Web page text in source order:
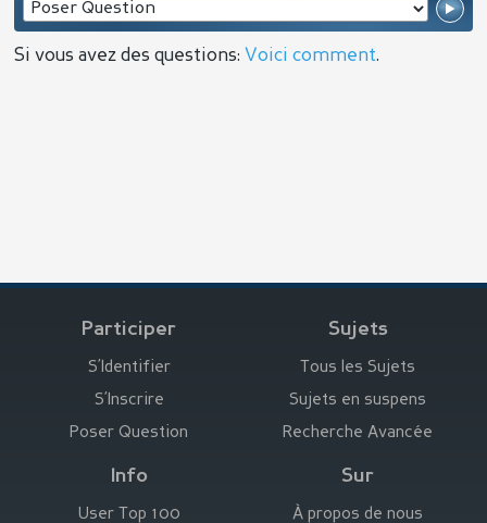
Si vous avez des questions: Voici comment.
Participer
S’Identifier
S’Inscrire
Poser Question
Sujets
Tous les Sujets
Sujets en suspens
Recherche Avancée
Info
User Top 100
Sur
À propos de nous